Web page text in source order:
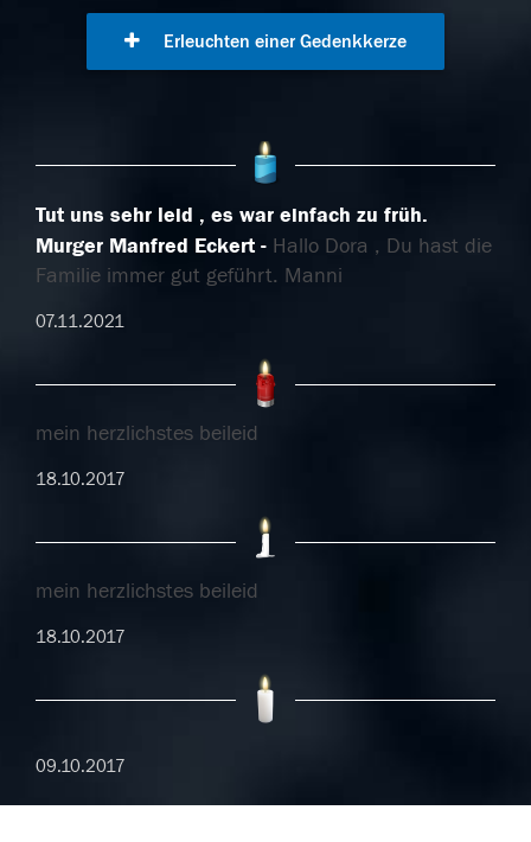
Erleuchten einer Gedenkkerze
Tut uns sehr leid , es war einfach zu früh.
Murger Manfred Eckert
Hallo Dora , Du hast die
Familie immer gut geführt. Manni
07.11.2021
mein herzlichstes beileid
18.10.2017
mein herzlichstes beileid
18.10.2017
09.10.2017